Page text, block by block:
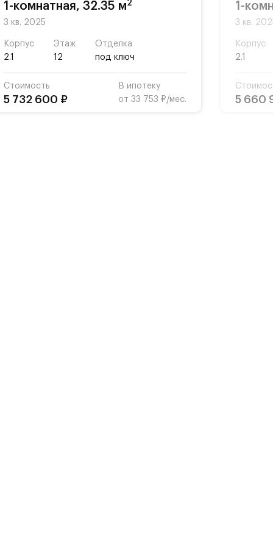
1-комнатная, 32.35 м2
3 кв. 2025
Корпус
2.1
Этаж
12
Отделка
под ключ
Стоимость
5 732 600 ₽
В ипотеку
от 33 753 ₽/мес.
1-
3 кв.
Корпус
2.1
5 660